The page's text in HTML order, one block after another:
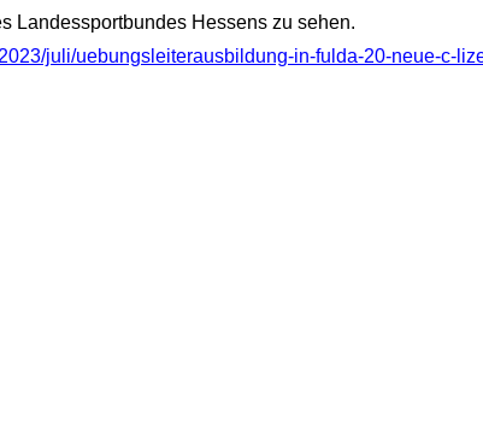
Landessportbundes Hessens zu sehen.
juli/uebungsleiterausbildung-in-fulda-20-neue-c-